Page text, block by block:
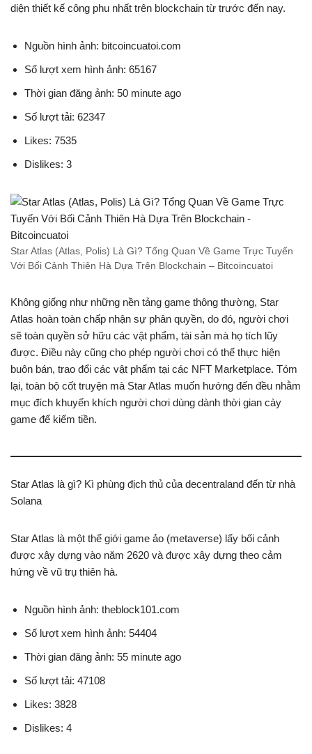
diện thiết kế công phu nhất trên blockchain từ trước đến nay.
Nguồn hình ảnh: bitcoincuatoi.com
Số lượt xem hình ảnh: 65167
Thời gian đăng ảnh: 50 minute ago
Số lượt tải: 62347
Likes: 7535
Dislikes: 3
Star Atlas (Atlas, Polis) Là Gì? Tổng Quan Về Game Trực Tuyến
Với Bối Cảnh Thiên Hà Dựa Trên Blockchain – Bitcoincuatoi
Không giống như những nền tảng game thông thường, Star
Atlas hoàn toàn chấp nhận sự phân quyền, do đó, người chơi
sẽ toàn quyền sở hữu các vật phẩm, tài sản mà họ tích lũy
được. Điều này cũng cho phép người chơi có thể thực hiện
buôn bán, trao đổi các vật phẩm tại các NFT Marketplace. Tóm
lại, toàn bộ cốt truyện mà Star Atlas muốn hướng đến đều nhằm
mục đích khuyến khích người chơi dùng dành thời gian cày
game để kiếm tiền.
Star Atlas là gì? Kì phùng địch thủ của decentraland đến từ nhà
Solana
Star Atlas là một thế giới game ảo (metaverse) lấy bối cảnh
được xây dựng vào năm 2620 và được xây dựng theo cảm
hứng về vũ trụ thiên hà.
Nguồn hình ảnh: theblock101.com
Số lượt xem hình ảnh: 54404
Thời gian đăng ảnh: 55 minute ago
Số lượt tải: 47108
Likes: 3828
Dislikes: 4